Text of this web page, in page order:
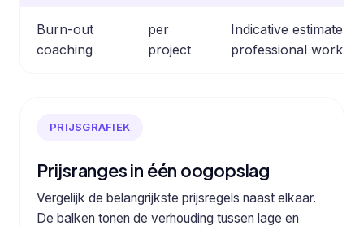
Burn-out
coaching
per
project
Indicative estimate
professional work.
PRIJSGRAFIEK
Prijsranges in één oogopslag
Vergelijk de belangrijkste prijsregels naast elkaar.
De balken tonen de verhouding tussen lage en